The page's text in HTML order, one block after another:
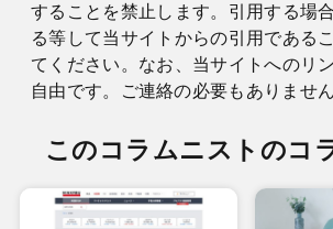
することを禁止します。引用する場
る等して当サイトからの引用である
てください。なお、当サイトへのリ
自由です。ご連絡の必要もありません
このコラムニストのコ